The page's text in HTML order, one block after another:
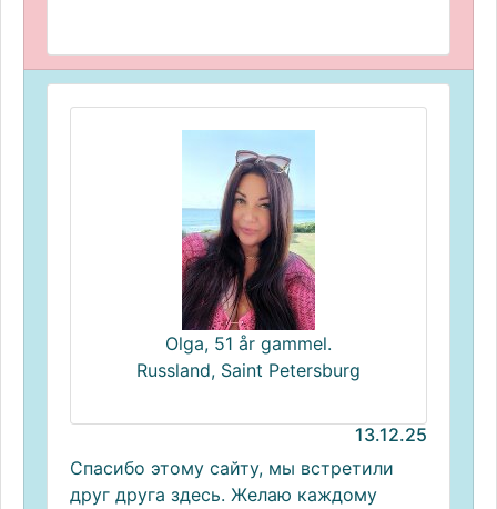
Olga, 51 år gammel.
Russland, Saint Petersburg
13.12.25
Спасибо этому сайту, мы встретили
друг друга здесь. Желаю каждому